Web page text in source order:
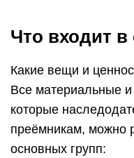
Что входит в
Какие вещи и
Все материальные
которые
преёмникам, можно
основных групп: